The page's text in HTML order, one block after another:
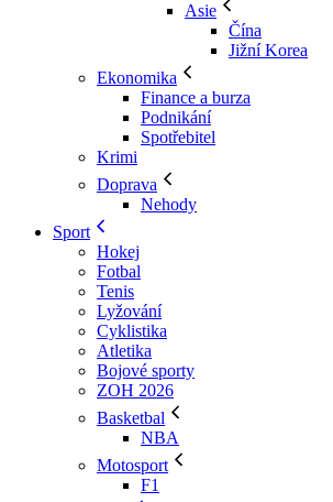
Asie
Čína
Jižní Korea
Ekonomika
Finance a burza
Podnikání
Spotřebitel
Krimi
Doprava
Nehody
Sport
Hokej
Fotbal
Tenis
Lyžování
Cyklistika
Atletika
Bojové sporty
ZOH 2026
Basketbal
NBA
Motosport
F1